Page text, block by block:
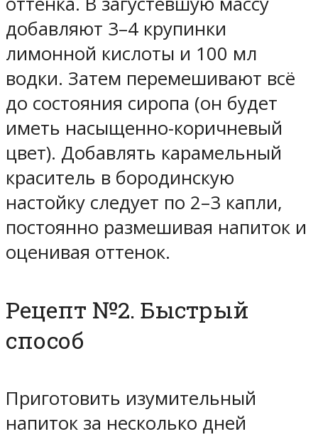
добавляют 3–4 крупинки
лимонной кислоты и 100 мл
водки. Затем перемешивают всё
до состояния сиропа (он будет
иметь насыщенно-коричневый
цвет). Добавлять карамельный
краситель в бородинскую
настойку следует по 2–3 капли,
постоянно размешивая напиток и
оценивая оттенок.
Рецепт №2. Быстрый
способ
Приготовить изумительный
напиток за несколько дней